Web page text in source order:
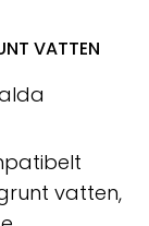
VATTEN
vatten,